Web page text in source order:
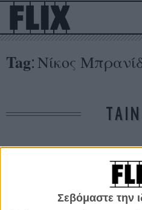
Σεβόμαστε την
Tag: Νίκος
Δε βρέθηκαν σχετικές κριτικές